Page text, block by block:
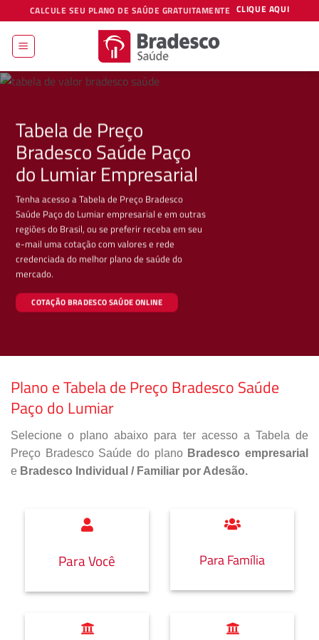
to
content
CALCULE SEU PLANO DE SAÚDE GRATUITAMENTE CLIQUE AQUI
Tabela de Preço
Bradesco Saúde Paço
do Lumiar Empresarial
Tenha acesso a Tabela de Preço Bradesco
Saúde Paço do Lumiar empresarial e em outras
regiões do Brasil, ou se preferir receba em seu
e-mail uma cotação com valores e rede
credenciada do melhor plano de saúde do
mercado.
COTAÇÃO BRADESCO SAÚDE ONLINE
Plano e Tabela de Preço Bradesco Saúde
Paço do Lumiar
Selecione o plano abaixo para ter acesso a Tabela de
Preço Bradesco Saúde do plano Bradesco empresarial
e Bradesco Individual / Familiar por Adesão.
Para Você Para Família